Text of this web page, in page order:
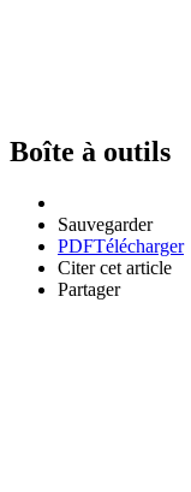
Boîte à outils
Sauvegarder
PDFTélécharger
Citer cet article
Partager